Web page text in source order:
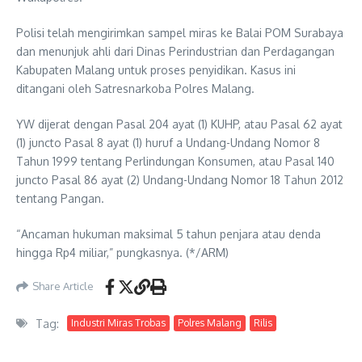
Polisi telah mengirimkan sampel miras ke Balai POM Surabaya
dan menunjuk ahli dari Dinas Perindustrian dan Perdagangan
Kabupaten Malang untuk proses penyidikan. Kasus ini
ditangani oleh Satresnarkoba Polres Malang.
YW dijerat dengan Pasal 204 ayat (1) KUHP, atau Pasal 62 ayat
(1) juncto Pasal 8 ayat (1) huruf a Undang-Undang Nomor 8
Tahun 1999 tentang Perlindungan Konsumen, atau Pasal 140
juncto Pasal 86 ayat (2) Undang-Undang Nomor 18 Tahun 2012
tentang Pangan.
“Ancaman hukuman maksimal 5 tahun penjara atau denda
hingga Rp4 miliar,” pungkasnya. (*/ARM)
Share Article
Tag: Industri Miras Trobas Polres Malang Rilis